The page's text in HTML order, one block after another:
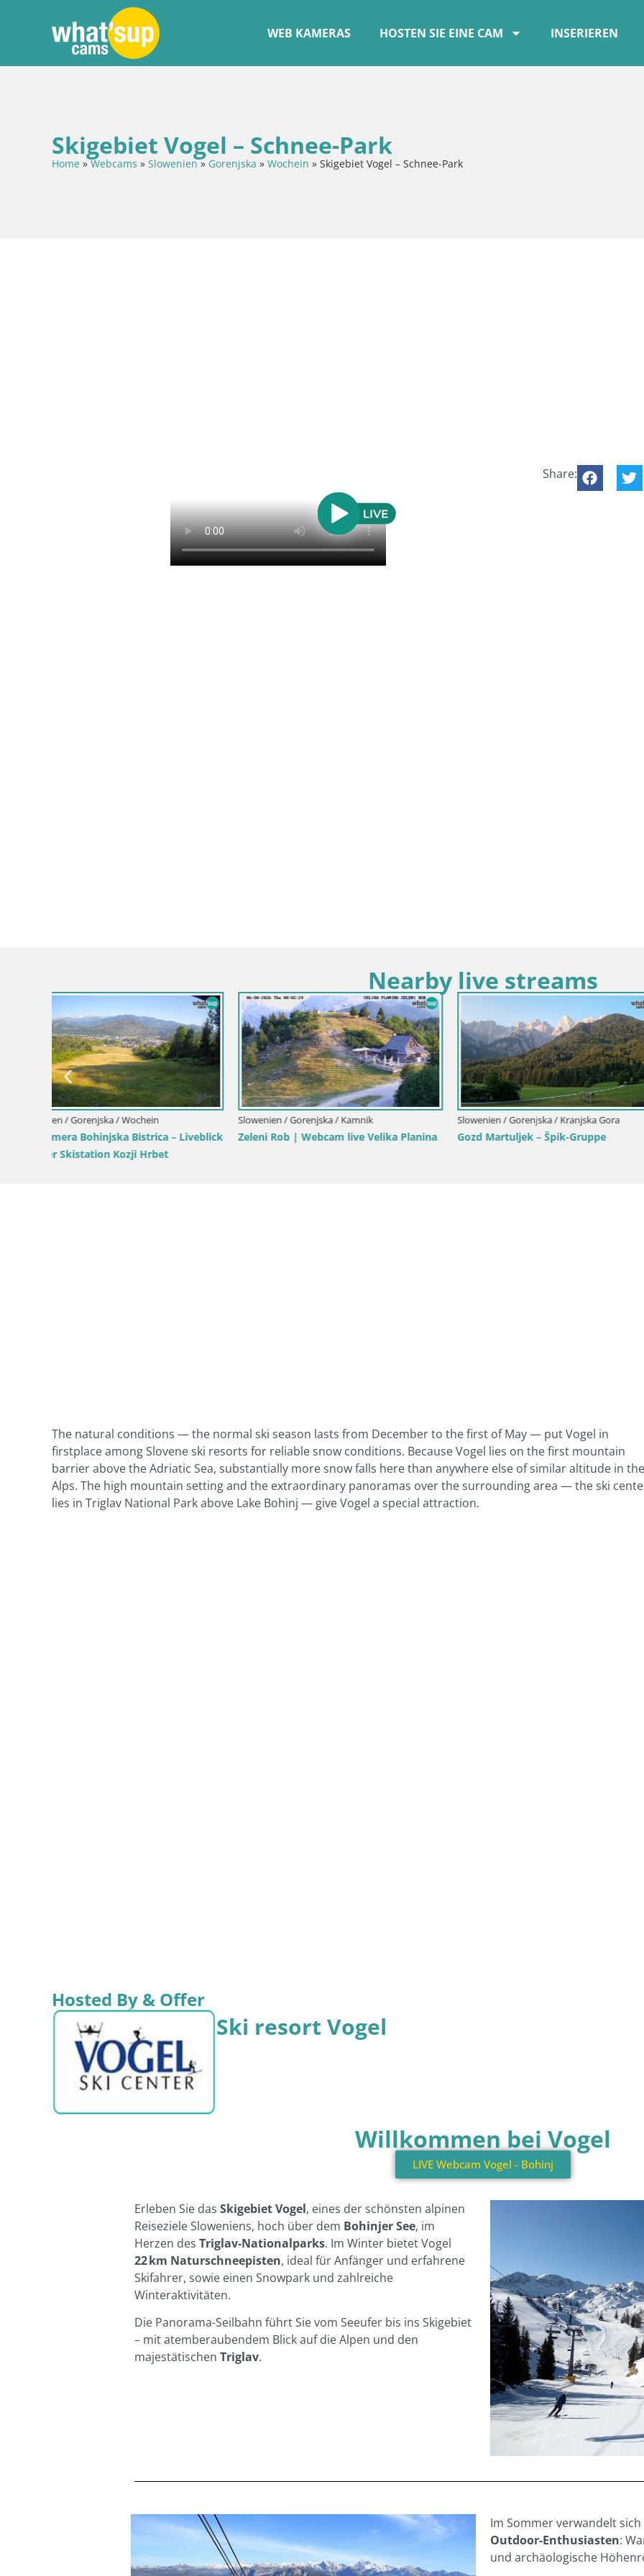
WEB KAMERAS HOSTEN SIE EINE CAM INSERIEREN
Skigebiet Vogel – Schnee-Park
Home »Webcams » Slowenien» Gorenjska » Wochein » Skigebiet Vogel – Schnee-Park
Share:
Nearby live streams
Slowenien / Gorenjska / Kranjska Gora
Gozd Martuljek – Špik-Gruppe
Slowenien / Gorenjska / Kranjska Gora
RTC Skigebiet Kranjska Gora | Brsnina
Slowenien / Gorenjska / Kranjska
Skigebiet Kranjska Gora |
The natural conditions — the normal ski season lasts from December to the first of May — put Vogel in
firstplace among Slovene ski resorts for reliable snow conditions. Because Vogel lies on the first mountain
barrier above the Adriatic Sea, substantially more snow falls here than anywhere else of similar altitude in the
Alps. The high mountain setting and the extraordinary panoramas over the surrounding area — the ski
lies in Triglav National Park above Lake Bohinj — give Vogel a special attraction.
Hosted By & Offer
Ski resort Vogel
Willkommen bei Vogel
LIVE Webcam Vogel - Bohinj
Erleben Sie das Skigebiet Vogel, eines der schönsten alpinen
Reiseziele Sloweniens, hoch über dem Bohinjer See, im
Herzen des Triglav-Nationalparks. Im Winter bietet Vogel
22 km Naturschneepisten, ideal für Anfänger und erfahrene
Skifahrer, sowie einen Snowpark und zahlreiche
Winteraktivitäten.
Die Panorama-Seilbahn führt Sie vom Seeufer bis ins Skigebiet
– mit atemberaubendem Blick auf die Alpen und den
majestätischen Triglav.
Im Sommer verwandelt sich
Outdoor-Enthusiasten:
und archäologische